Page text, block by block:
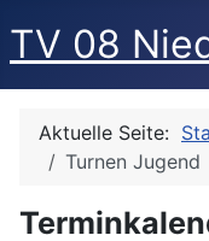
TV 08
Aktuelle Seite:
Turnen Jugend